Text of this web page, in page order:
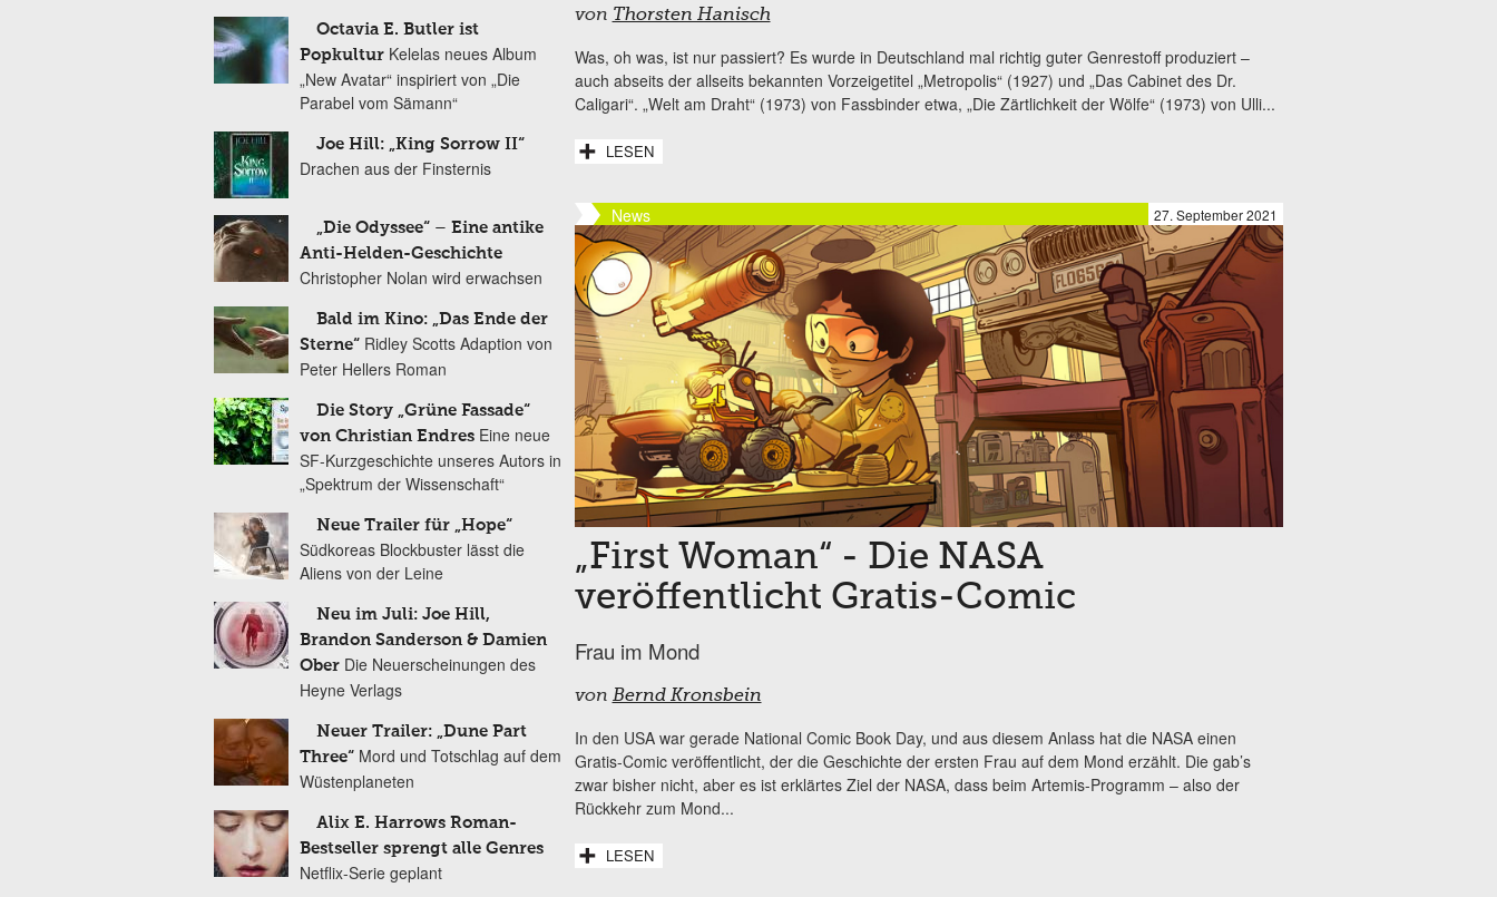
von Thorsten Hanisch
Was, oh was, ist nur passiert? Es wurde in Deutschland mal richtig guter Genrestoff produziert –
auch abseits der allseits bekannten Vorzeigetitel „Metropolis“ (1927) und „Das Cabinet des Dr.
Caligari“. „Welt am Draht“ (1973) von Fassbinder etwa, „Die Zärtlichkeit der Wölfe“ (1973) von Ulli...
LESEN
News 27. September 2021
„First Woman“ - Die NASA
veröffentlicht Gratis-Comic
Frau im Mond
von Bernd Kronsbein
In den USA war gerade National Comic Book Day, und aus diesem Anlass hat die NASA einen
Gratis-Comic veröffentlicht, der die Geschichte der ersten Frau auf dem Mond erzählt. Die gab’s
zwar bisher nicht, aber es ist erklärtes Ziel der NASA, dass beim Artemis-Programm – also der
Rückkehr zum Mond...
LESEN
Octavia E. Butler ist
Popkultur Kelelas neues Album
„New Avatar“ inspiriert von „Die
Parabel vom Sämann“
Joe Hill: „King Sorrow II“
Drachen aus der Finsternis
„Die Odyssee“ – Eine antike
Anti-Helden-Geschichte
Christopher Nolan wird erwachsen
Bald im Kino: „Das Ende der
Sterne“ Ridley Scotts Adaption von
Peter Hellers Roman
Die Story „Grüne Fassade“
von Christian Endres Eine neue
SF-Kurzgeschichte unseres Autors in
„Spektrum der Wissenschaft“
Neue Trailer für „Hope“
Südkoreas Blockbuster lässt die
Aliens von der Leine
Neu im Juli: Joe Hill,
Brandon Sanderson & Damien
Ober Die Neuerscheinungen des
Heyne Verlags
Neuer Trailer: „Dune Part
Three“ Mord und Totschlag auf dem
Wüstenplaneten
Alix E. Harrows Roman-
Bestseller sprengt alle Genres
Netflix-Serie geplant